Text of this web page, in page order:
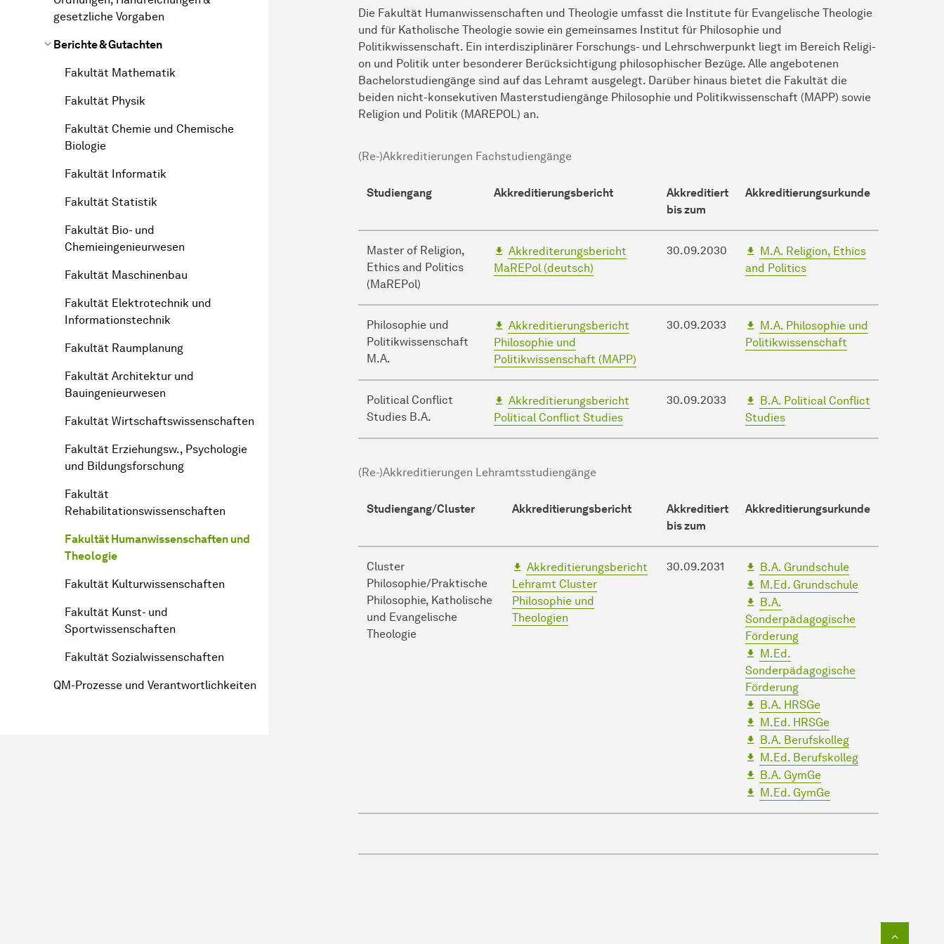
gesetzliche Vorgaben
Berichte & Gutachten
Fakultät Mathematik
Fakultät Physik
Fakultät Chemie und Chemische
Biologie
Fakultät Informatik
Fakultät Statistik
Fakultät Bio- und
Chemieingenieurwesen
Fakultät Maschinenbau
Fakultät Elektrotechnik und
Informationstechnik
Fakultät Raumplanung
Fakultät Architektur und
Bauingenieurwesen
Fakultät Wirtschaftswissenschaften
Fakultät Erziehungsw., Psychologie
und Bildungsforschung
Fakultät
Rehabilitationswissenschaften
Fakultät Humanwissenschaften und
Theologie
Fakultät Kulturwissenschaften
Fakultät Kunst- und
Sportwissenschaften
Fakultät Sozialwissenschaften
QM-Prozesse und Verantwortlichkeiten
Die Fakultät Humanwissenschaften und Theologie umfasst die Institute für Evan­gelische Theologie
und für Katholische Theologie sowie ein gemeinsames Institut für Philosophie und
Politikwissenschaft. Ein interdisziplinärer Forschungs- und Lehrschwerpunkt liegt im Bereich Religi­
on und Politik unter besonderer Berück­sichtigung philosophischer Bezüge. Alle angebotenen
Bachelorstudiengänge sind auf das Lehramt ausgelegt. Darüber hin­aus bietet die Fakultät die
beiden nicht-konsekutiven Masterstudiengänge Phi­losophie und Politikwissenschaft (MAPP) sowie
Religion und Politik (MAREPOL) an.
(Re-)Akkreditierungen Fachstudiengänge
Studiengang Akkreditierungsbericht
Akkreditiert
bis zum
Akkreditierungsurkunde
Master of Religion,
Ethics and Politics
(MaREPol)
Akkrediterungsbericht
MaREPol (deutsch)
30.09.2030
M.A. Religion, Ethics
and Politics
Philosophie und
Politikwissenschaft
M.A.
Akkreditierungsbericht
Philosophie und
Politikwissenschaft (MAPP)
30.09.2033
M.A. Philosophie und
Politikwissenschaft
Political Conflict
Studies B.A.
Akkreditierungsbericht
Political Conflict Studies
30.09.2033
B.A. Political Conflict
Studies
(Re-)Akkreditierungen Lehramtsstudiengänge
Studiengang/Cluster Akkreditierungsbericht
Akkreditiert
bis zum
Akkreditierungsurkunde
Cluster
Philosophie/Praktische
Philosophie, Katholische
und Evangelische
Theologie
Akkreditierungsbericht
Lehramt Cluster
Philosophie und
Theologien
30.09.2031
B.A. Grundschule
M.Ed. Grundschule
B.A.
Sonderpädagogische
Förderung
M.Ed.
Sonderpädagogische
Förderung
B.A. HRSGe
M.Ed. HRSGe
B.A. Berufskolleg
M.Ed. Berufskolleg
B.A. GymGe
M.Ed. GymGe